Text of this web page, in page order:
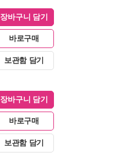
장바구니 담기
바로구매
보관함 담기
장바구니 담기
바로구매
보관함 담기